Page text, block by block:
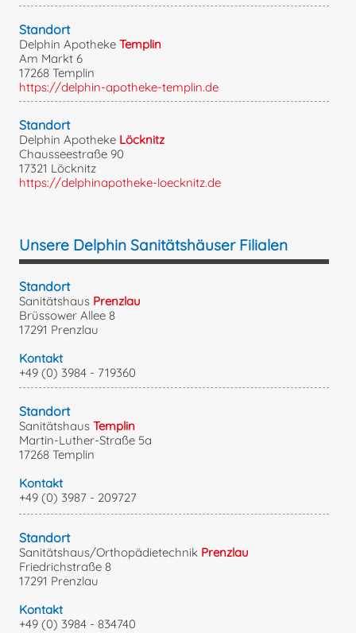
Standort
Delphin Apotheke Löcknitz
Chausseestraße 90
17321 Löcknitz
https://delphinapotheke-loecknitz.de
Standort
Delphin Apotheke Templin
Am Markt 6
17268 Templin
https://delphin-apotheke-templin.de
Unsere Delphin Sanitätshäuser Filialen
Standort
Sanitätshaus Prenzlau
Brüssower Allee 8
17291 Prenzlau
Kontakt
+49 (0) 3984 - 719360
Standort
Sanitätshaus Templin
Martin-Luther-Straße 5a
17268 Templin
Kontakt
+49 (0) 3987 - 209727
Standort
Sanitätshaus/Orthopädietechnik Prenzlau
Friedrichstraße 8
17291 Prenzlau
Kontakt
+49 (0) 3984 - 834740